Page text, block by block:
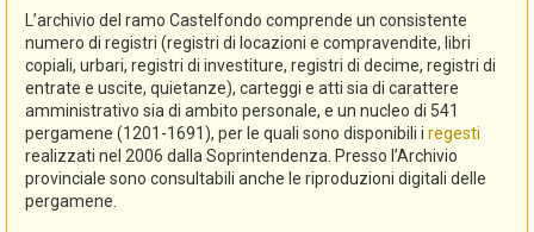
L’archivio del ramo Castelfondo comprende un consistente
numero di registri (registri di locazioni e compravendite, libri
copiali, urbari, registri di investiture, registri di decime, registri di
entrate e uscite, quietanze), carteggi e atti sia di carattere
amministrativo sia di ambito personale, e un nucleo di 541
pergamene (1201-1691), per le quali sono disponibili i regesti
realizzati nel 2006 dalla Soprintendenza. Presso l’Archivio
provinciale sono consultabili anche le riproduzioni digitali delle
pergamene.